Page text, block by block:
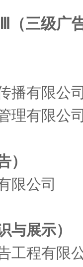
（三级广
播有限公
理有限公
）
限公司
与展示）
工程有限